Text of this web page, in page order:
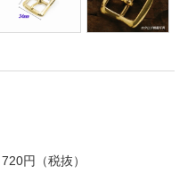
円（税抜）